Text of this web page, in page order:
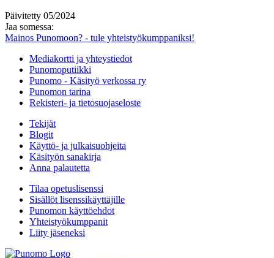
Päivitetty 05/2024
Jaa somessa:
Mainos Punomoon? - tule yhteistyökumppaniksi!
Mediakortti ja yhteystiedot
Punomoputiikki
Punomo - Käsityö verkossa ry
Punomon tarina
Rekisteri- ja tietosuojaseloste
Tekijät
Blogit
Käyttö- ja julkaisuohjeita
Käsityön sanakirja
Anna palautetta
Tilaa opetuslisenssi
Sisällöt lisenssikäyttäjille
Punomon käyttöehdot
Yhteistyökumppanit
Liity jäseneksi